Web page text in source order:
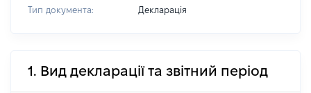
Тип документа: Декларація
1. Вид декларації та звітний період